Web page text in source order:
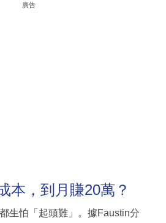
廣告
本，到月賺20萬？
生怕「起頭難」。據Faustin分